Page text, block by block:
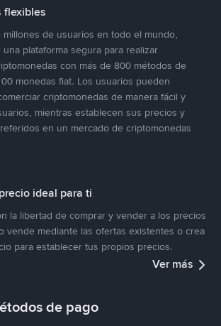
flexibles
millones de usuarios en todo el mundo,
plataforma segura para realizar
con más de 800 métodos de
monedas fiat. Los usuarios pueden
criptomonedas de manera fácil y
mientras establecen sus precios y
en un mercado de criptomonedas
ideal para ti
la libertad de comprar y vender a los precios
vende mediante las ofertas existentes o crea
para establecer tus propios precios.
Ver más
de pago